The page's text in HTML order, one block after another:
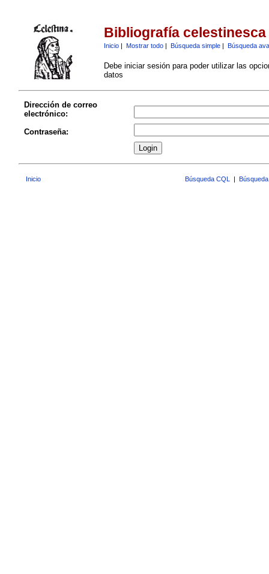
Bibliografía celestinesca
Inicio| Mostrar todo| Búsqueda simple| Búsqueda
Debe iniciar sesión para poder utilizar las
datos
Dirección de correo
electrónico:
Contraseña:
Inicio Búsqueda CQL |